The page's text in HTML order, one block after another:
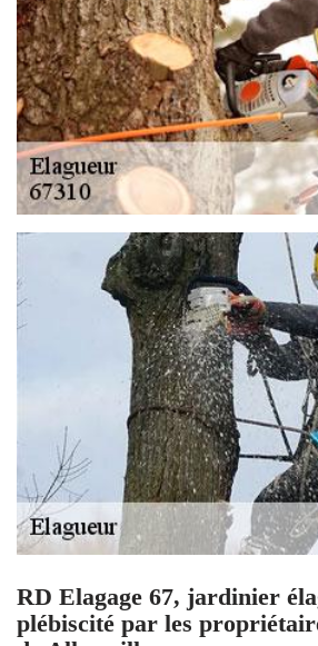
RD Elagage 67, jardinier
plébiscité par les